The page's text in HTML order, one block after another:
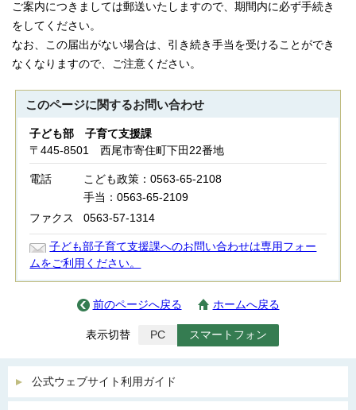
ご案内につきましては郵送いたしますので、期間内に必ず手続き
をしてください。
なお、この届出がない場合は、引き続き手当を受けることができ
なくなりますので、ご注意ください。
このページに関するお問い合わせ
子ども部 子育て支援課
〒445-8501 西尾市寄住町下田22番地
電話
こども政策：0563-65-2108
手当：0563-65-2109
ファクス
0563-57-1314
子ども部子育て支援課へのお問い合わせは専用フォー
ムをご利用ください。
前のページへ戻る ホームへ戻る
表示切替 PC スマートフォン
公式ウェブサイト利用ガイド